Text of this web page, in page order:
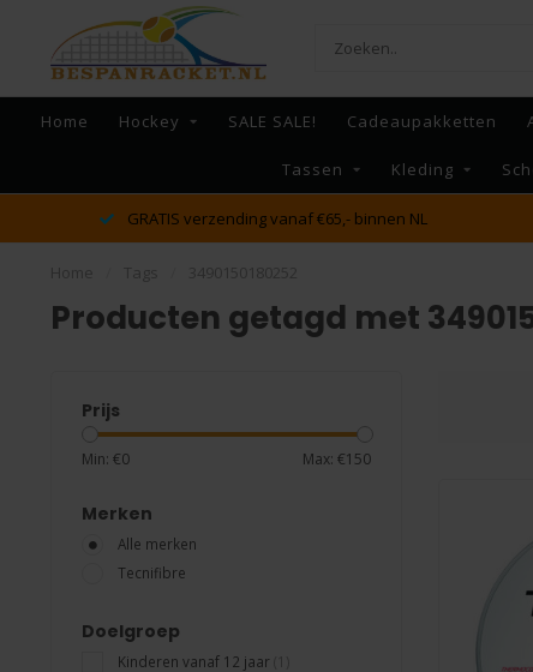
Home Hockey SALE SALE! Cadeaupakketten
Tassen Kleding
GRATIS verzending vanaf €65,- binnen NL
Producten getagd met
Prijs
Min: €0 Max: €150
Merken
Alle merken
Tecnifibre
Doelgroep
Kinderen vanaf 12 jaar